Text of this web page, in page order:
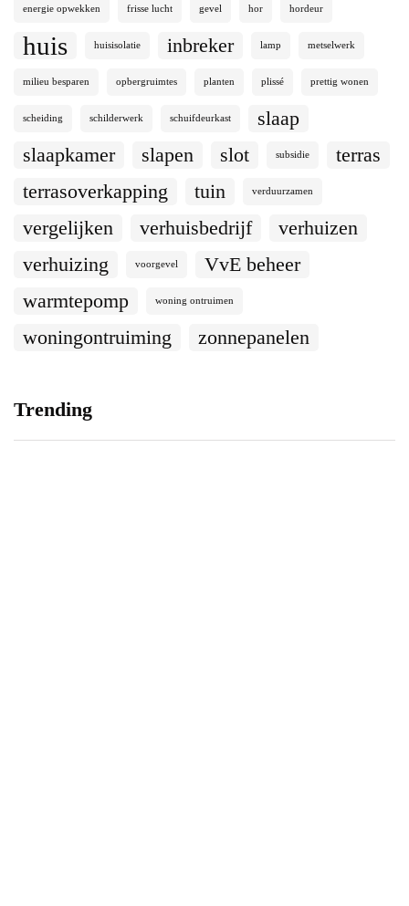
energie opwekken frisse lucht gevel hor hordeur
huis huisisolatie inbreker lamp metselwerk
milieu besparen opbergruimtes planten plissé prettig wonen
scheiding schilderwerk schuifdeurkast
slaap
slaapkamer
slapen slot subsidie
terras
terrasoverkapping
tuin verduurzamen
vergelijken verhuisbedrijf
verhuizen
verhuizing
voorgevel
VvE beheer
warmtepomp
woning ontruimen
woningontruiming zonnepanelen
Trending